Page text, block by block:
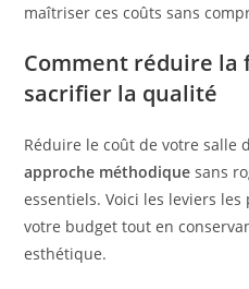
maîtriser ces coûts sans
Comment réduire la
sacrifier la qualité
Réduire le coût de votre salle
approche méthodique sans
essentiels. Voici les leviers
votre budget tout en
esthétique.